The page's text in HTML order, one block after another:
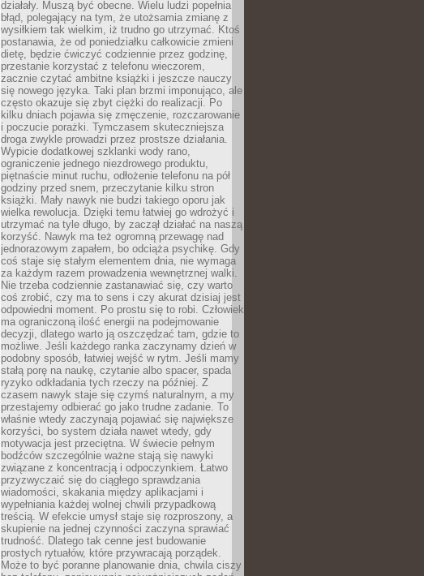
działały. Muszą być obecne. Wielu ludzi popełnia
błąd, polegający na tym, że utożsamia zmianę z
wysiłkiem tak wielkim, iż trudno go utrzymać. Ktoś
postanawia, że od poniedziałku całkowicie zmieni
dietę, będzie ćwiczyć codziennie przez godzinę,
przestanie korzystać z telefonu wieczorem,
zacznie czytać ambitne książki i jeszcze nauczy
się nowego języka. Taki plan brzmi imponująco, ale
często okazuje się zbyt ciężki do realizacji. Po
kilku dniach pojawia się zmęczenie, rozczarowanie
i poczucie porażki. Tymczasem skuteczniejsza
droga zwykle prowadzi przez prostsze działania.
Wypicie dodatkowej szklanki wody rano,
ograniczenie jednego niezdrowego produktu,
piętnaście minut ruchu, odłożenie telefonu na pół
godziny przed snem, przeczytanie kilku stron
książki. Mały nawyk nie budzi takiego oporu jak
wielka rewolucja. Dzięki temu łatwiej go wdrożyć i
utrzymać na tyle długo, by zaczął działać na naszą
korzyść. Nawyk ma też ogromną przewagę nad
jednorazowym zapałem, bo odciąża psychikę. Gdy
coś staje się stałym elementem dnia, nie wymaga
za każdym razem prowadzenia wewnętrznej walki.
Nie trzeba codziennie zastanawiać się, czy warto
coś zrobić, czy ma to sens i czy akurat dzisiaj jest
odpowiedni moment. Po prostu się to robi. Człowiek
ma ograniczoną ilość energii na podejmowanie
decyzji, dlatego warto ją oszczędzać tam, gdzie to
możliwe. Jeśli każdego ranka zaczynamy dzień w
podobny sposób, łatwiej wejść w rytm. Jeśli mamy
stałą porę na naukę, czytanie albo spacer, spada
ryzyko odkładania tych rzeczy na później. Z
czasem nawyk staje się czymś naturalnym, a my
przestajemy odbierać go jako trudne zadanie. To
właśnie wtedy zaczynają pojawiać się największe
korzyści, bo system działa nawet wtedy, gdy
motywacja jest przeciętna. W świecie pełnym
bodźców szczególnie ważne stają się nawyki
związane z koncentracją i odpoczynkiem. Łatwo
przyzwyczaić się do ciągłego sprawdzania
wiadomości, skakania między aplikacjami i
wypełniania każdej wolnej chwili przypadkową
treścią. W efekcie umysł staje się rozproszony, a
skupienie na jednej czynności zaczyna sprawiać
trudność. Dlatego tak cenne jest budowanie
prostych rytuałów, które przywracają porządek.
Może to być poranne planowanie dnia, chwila ciszy